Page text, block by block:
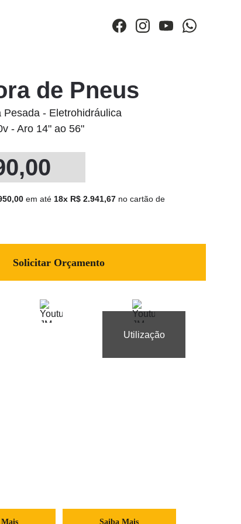
de Pneus
Pesada - Eletrohidráulica
- Aro 14" ao 56"
Solicitar Orçamento
em até 18x R$ 2.941,67 no cartão de
vista R$ 27.000 à vista
Saiba Mais
Utilização